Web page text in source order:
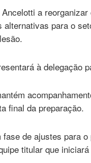
a
para o
à delegação
final da preparação.
de ajustes para
titular que